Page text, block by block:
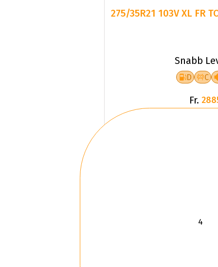
275/35R21 103V XL FR
Snabb
D C
Fr.